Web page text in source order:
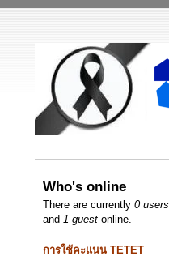
Who's online
There are currently0 users
and 1 guest online.
การใช้คะแนน TETET